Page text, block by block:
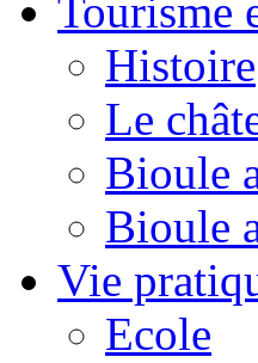
Tourisme
Histoire
Le
Bioule
Bioule
Vie
Ecole